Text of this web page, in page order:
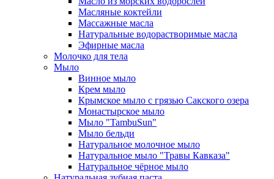
Масляные коктейли
Массажные масла
Натуральные водорастворимые масла
Эфирные масла
Молочко для тела
Мыло
Винное мыло
Крем мыло
Крымское мыло с грязью Сакского озера
Монастырское мыло
Мыло "TambuSun"
Мыло бельди
Натуральное молочное мыло
Натуральное мыло "Травы Кавказа"
Натуральное чёрное мыло